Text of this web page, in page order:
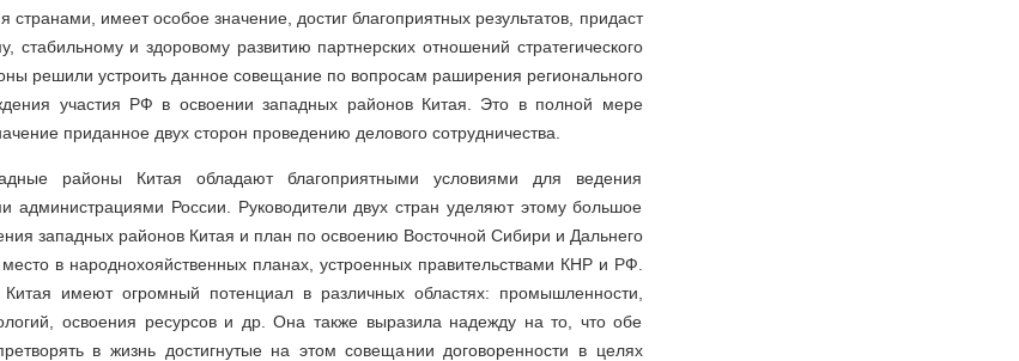
имеет особое значение, достиг благоприятных результатов, придаст
стабильному и здоровому развитию партнерских отношений стратегического
решили устроить данное совещание по вопросам раширения регионального
участия РФ в освоении западных районов Китая. Это в полной мере
приданное двух сторон проведению делового сотрудничества.
районы Китая обладают благоприятными условиями для ведения
администрациями России. Руководители двух стран уделяют этому большое
западных районов Китая и план по освоению Восточной Сибири и Дальнего
в народнохояйственных планах, устроенных правительствами КНР и РФ.
имеют огромный потенциал в различных областях: промышленности,
освоения ресурсов и др. Она также выразила надежду на то, что обе
в жизнь достигнутые на этом совещании договоренности в целях